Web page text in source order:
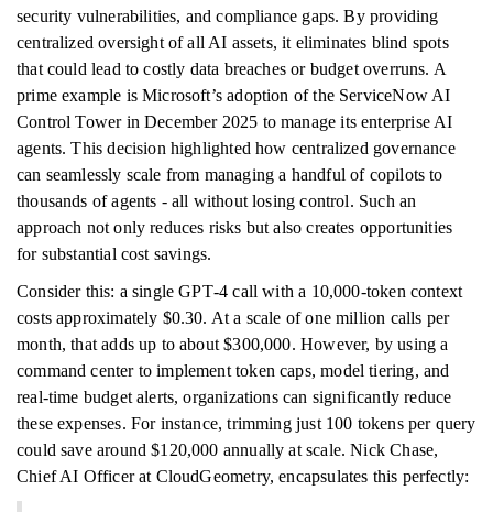
security vulnerabilities, and compliance gaps. By providing
centralized oversight of all AI assets, it eliminates blind spots
that could lead to costly data breaches or budget overruns. A
prime example is Microsoft’s adoption of the ServiceNow AI
Control Tower in December 2025 to manage its enterprise AI
agents. This decision highlighted how centralized governance
can seamlessly scale from managing a handful of copilots to
thousands of agents - all without losing control. Such an
approach not only reduces risks but also creates opportunities
for substantial cost savings.
Consider this: a single GPT‑4 call with a 10,000-token context
costs approximately $0.30. At a scale of one million calls per
month, that adds up to about $300,000. However, by using a
command center to implement token caps, model tiering, and
real-time budget alerts, organizations can significantly reduce
these expenses. For instance, trimming just 100 tokens per query
could save around $120,000 annually at scale. Nick Chase,
Chief AI Officer at CloudGeometry, encapsulates this perfectly: